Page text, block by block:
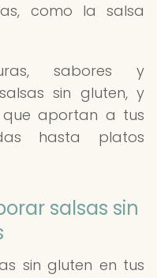
como la salsa
sabores y
sin gluten, y
aportan a tus
hasta platos
salsas sin
sin gluten en tus